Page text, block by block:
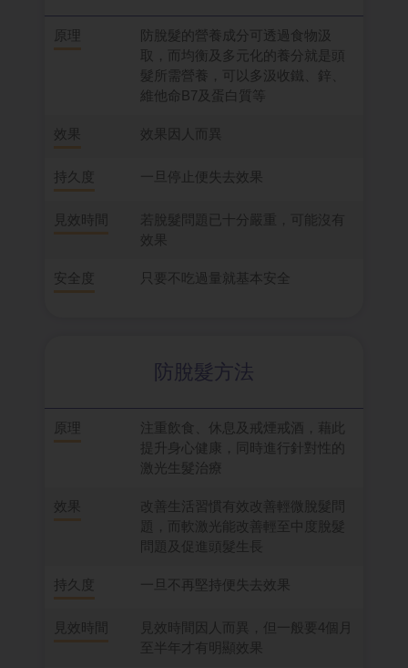
原理
防脫髮的營養成分可透過食物汲
取，而均衡及多元化的養分就是頭
髮所需營養，可以多汲收鐵、鋅、
維他命B7及蛋白質等
效果 效果因人而異
持久度 一旦停止便失去效果
見效時間
若脫髮問題已十分嚴重，可能沒有
效果
安全度 只要不吃過量就基本安全
防脫髮方法
原理
注重飲食、休息及戒煙戒酒，藉此
提升身心健康，同時進行針對性的
激光生髮治療
效果
改善生活習慣有效改善輕微脫髮問
題，而軟激光能改善輕至中度脫髮
問題及促進頭髮生長
持久度 一旦不再堅持便失去效果
見效時間
見效時間因人而異，但一般要4個月
至半年才有明顯效果